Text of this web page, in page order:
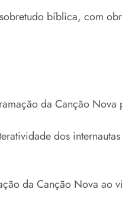
bíblica, com
da Canção
dos
da Canção Nova ao